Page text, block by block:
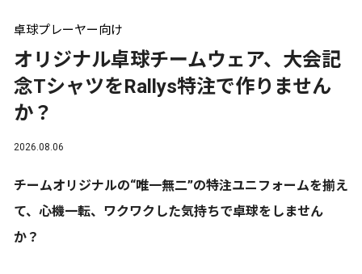
卓球プレーヤー向け
オリジナル卓球チームウェア、大会記
念TシャツをRallys特注で作りません
か？
2026.08.06
チームオリジナルの“唯一無二”の特注ユニフォームを揃え
て、心機一転、ワクワクした気持ちで卓球をしません
か？